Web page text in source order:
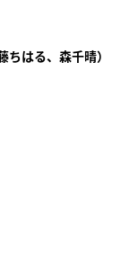
はる、森千晴）